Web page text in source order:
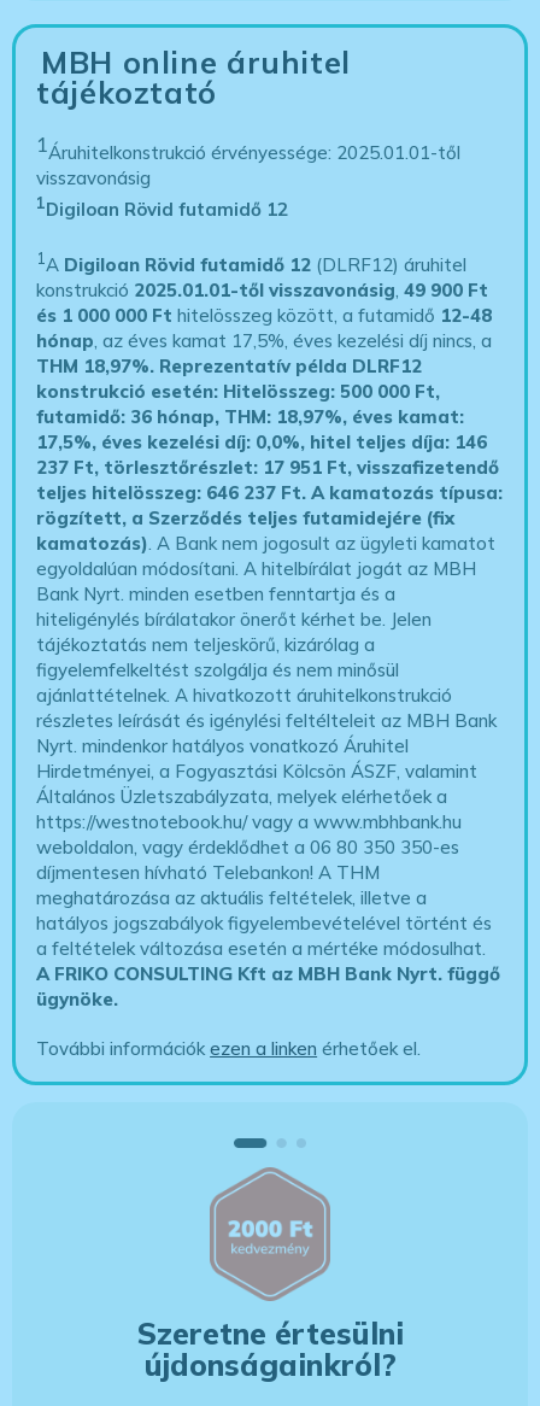
MBH online áruhitel
tájékoztató
1Áruhitelkonstrukció érvényessége: 2025.01.01-től
visszavonásig
1Digiloan Rövid futamidő 12
1A Digiloan Rövid futamidő 12 (DLRF12) áruhitel
konstrukció 2025.01.01-től visszavonásig,49 900 Ft
és 1 000 000 Ft hitelösszeg között, a futamidő 12-48
hónap, az éves kamat 17,5%, éves kezelési díj nincs, a
THM 18,97%. Reprezentatív példa DLRF12
konstrukció esetén: Hitelösszeg: 500 000 Ft,
futamidő: 36 hónap, THM: 18,97%, éves kamat:
17,5%, éves kezelési díj: 0,0%, hitel teljes díja: 146
237 Ft, törlesztőrészlet: 17 951 Ft, visszafizetendő
teljes hitelösszeg: 646 237 Ft.A kamatozás típusa:
rögzített, a Szerződés teljes futamidejére (fix
kamatozás). A Bank nem jogosult az ügyleti kamatot
egyoldalúan módosítani. A hitelbírálat jogát az MBH
Bank Nyrt. minden esetben fenntartja és a
hiteligénylés bírálatakor önerőt kérhet be. Jelen
tájékoztatás nem teljeskörű, kizárólag a
figyelemfelkeltést szolgálja és nem minősül
ajánlattételnek. A hivatkozott áruhitelkonstrukció
részletes leírását és igénylési feltélteleit az MBH Bank
Nyrt. mindenkor hatályos vonatkozó Áruhitel
Hirdetményei, a Fogyasztási Kölcsön ÁSZF, valamint
Általános Üzletszabályzata, melyek elérhetőek a
https://westnotebook.hu/vagy a www.mbhbank.hu
weboldalon, vagy érdeklődhet a 06 80 350 350-es
díjmentesen hívható Telebankon! A THM
meghatározása az aktuális feltételek, illetve a
hatályos jogszabályok figyelembevételével történt és
a feltételek változása esetén a mértéke módosulhat.
A FRIKO CONSULTING Kft az MBH Bank Nyrt. függő
ügynöke.
További információkezen a linken érhetőek el.
Szeretne értesülni
újdonságainkról?